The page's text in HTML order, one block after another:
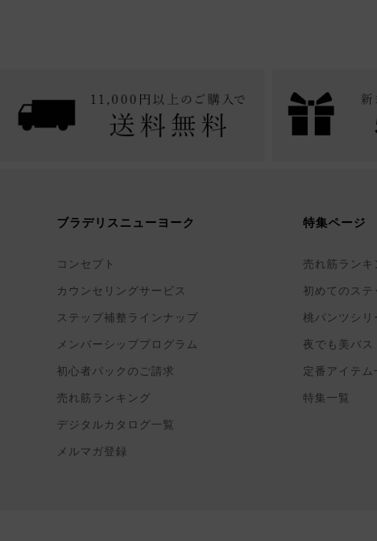
ブラデリスニューヨーク
コンセプト
カウンセリングサービス
ステップ補整ラインナップ
メンバーシッププログラム
初心者パックのご請求
売れ筋ランキング
デジタルカタログ一覧
メルマガ登録
特集ページ
売れ筋ランキ
初めてのステ
桃パンツシリ
夜でも美バス
定番アイテム
特集一覧